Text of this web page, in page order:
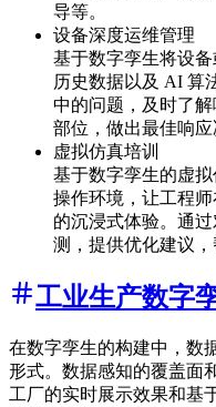
导等。
设备深度运维管理
基于数字孪生将设
历史数据以及 AI 算
中的问题，及时了
部位，做出最佳响应
虚拟仿真培训
基于数字孪生的虚
操作环境，让工程
的沉浸式体验。通
测，提供优化建议，
工业生产数字
在数字孪生的构建中，数
形式。数据感知的覆盖面
工厂的实时展示效果和基